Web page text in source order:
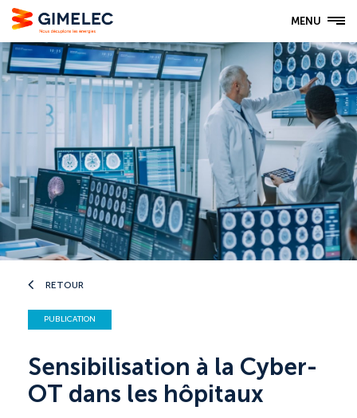
MENU
RETOUR
PUBLICATION
Sensibilisation à la Cyber-
OT dans les hôpitaux